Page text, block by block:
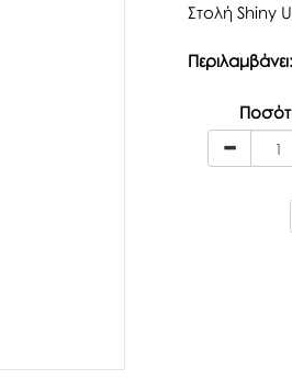
Στολή Shiny
Περιλαμβάνει: